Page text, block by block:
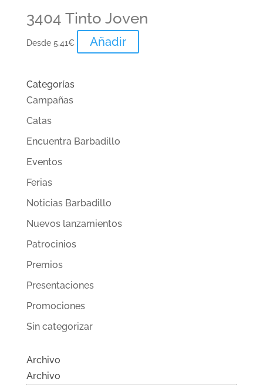
3404 Tinto Joven
Desde 5,41€ Añadir
Categorías
Campañas
Catas
Encuentra Barbadillo
Eventos
Ferias
Noticias Barbadillo
Nuevos lanzamientos
Patrocinios
Premios
Presentaciones
Promociones
Sin categorizar
Archivo
Archivo